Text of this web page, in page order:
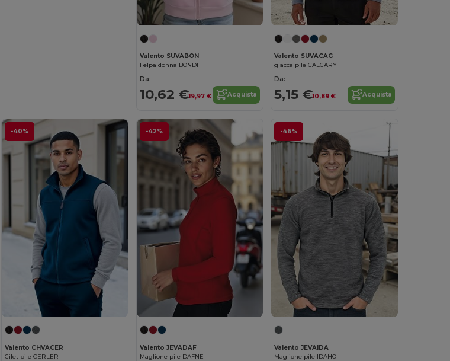
Valento SUVABON
Felpa donna BONDI
Da:
10,62 €19,97 € Acquista
Valento SUVACAG
giacca pile CALGARY
Da:
5,15 €10,89 € Acquista
-40%
Valento CHVACER
Gilet pile CERLER
-42%
Valento JEVADAF
Maglione pile DAFNE
-46%
Valento JEVAIDA
Maglione pile IDAHO